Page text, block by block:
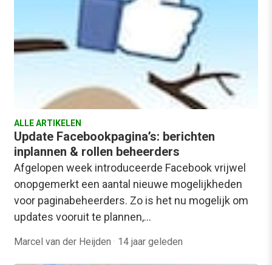
ALLE ARTIKELEN
Update Facebookpagina’s: berichten
inplannen & rollen beheerders
Afgelopen week introduceerde Facebook vrijwel
onopgemerkt een aantal nieuwe mogelijkheden
voor paginabeheerders. Zo is het nu mogelijk om
updates vooruit te plannen,…
Marcel van der Heijden · 14 jaar geleden